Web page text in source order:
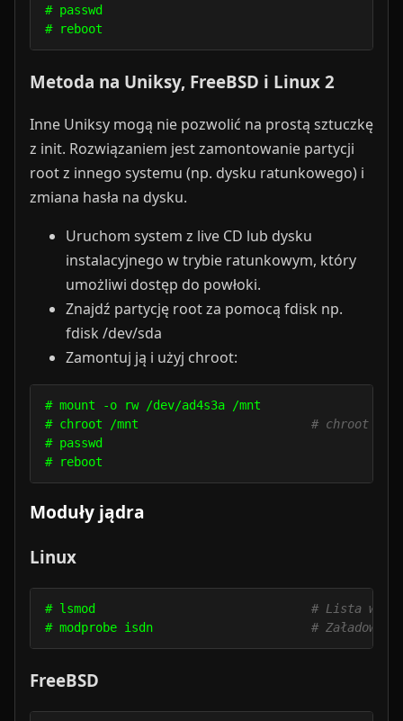
# passwd
Metoda na Uniksy, FreeBSD i Linux 2
Inne Uniksy mogą nie pozwolić na prostą sztuczkę
z init. Rozwiązaniem jest zamontowanie partycji
root z innego systemu (np. dysku ratunkowego) i
zmiana hasła na dysku.
Uruchom system z live CD lub dysku
instalacyjnego w trybie ratunkowym, który
umożliwi dostęp do powłoki.
Znajdź partycję root za pomocą fdisk np.
fdisk /dev/sda
Zamontuj ją i użyj chroot:
# mount -o rw /dev/ad4s3a /mnt
# chroot /mnt # chroot do /
# passwd
Moduły jądra
Linux
# lsmod # Lista
# modprobe isdn #
FreeBSD